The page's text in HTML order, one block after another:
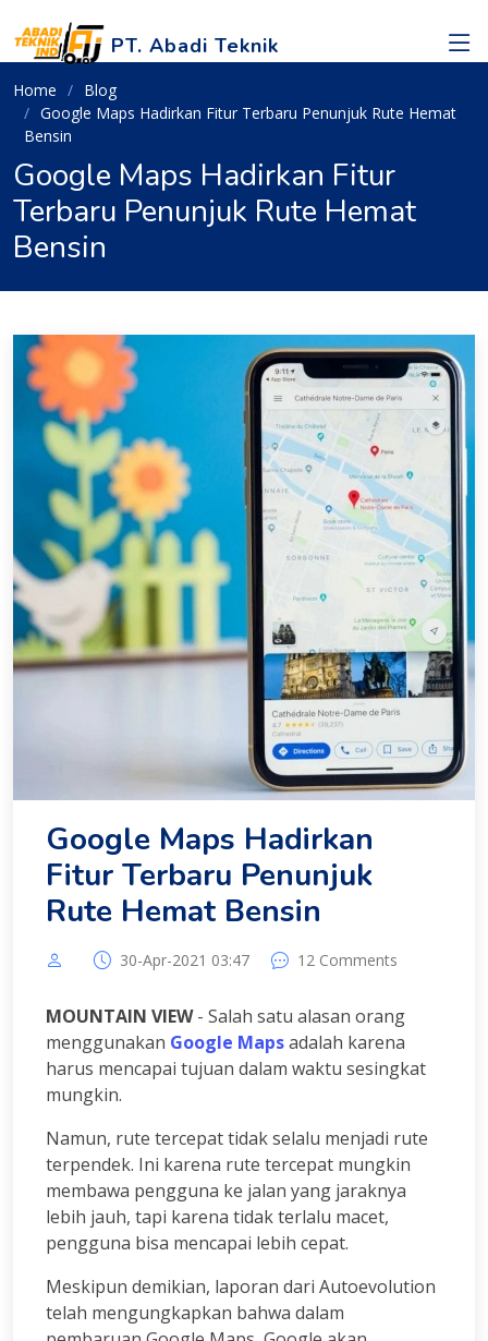
PT. Abadi Teknik
Home
Blog
Google Maps Hadirkan Fitur Terbaru Penunjuk Rute Hemat
Bensin
Google Maps Hadirkan Fitur
Terbaru Penunjuk Rute Hemat
Bensin
Google Maps Hadirkan
Fitur Terbaru Penunjuk
Rute Hemat Bensin
30-Apr-2021 03:47 12 Comments
MOUNTAIN VIEW- Salah satu alasan orang
menggunakan Google Mapsadalah karena
harus mencapai tujuan dalam waktu sesingkat
mungkin.
Namun, rute tercepat tidak selalu menjadi rute
terpendek. Ini karena rute tercepat mungkin
membawa pengguna ke jalan yang jaraknya
lebih jauh, tapi karena tidak terlalu macet,
pengguna bisa mencapai lebih cepat.
Meskipun demikian, laporan dari Autoevolution
telah mengungkapkan bahwa dalam